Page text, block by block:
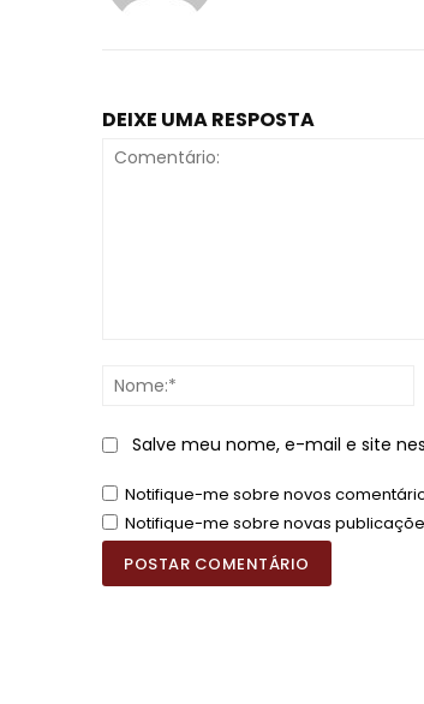
DEIXE UMA RESPOSTA
Salve meu nome, e-mail e site
Notifique-me sobre novos
Notifique-me sobre novas